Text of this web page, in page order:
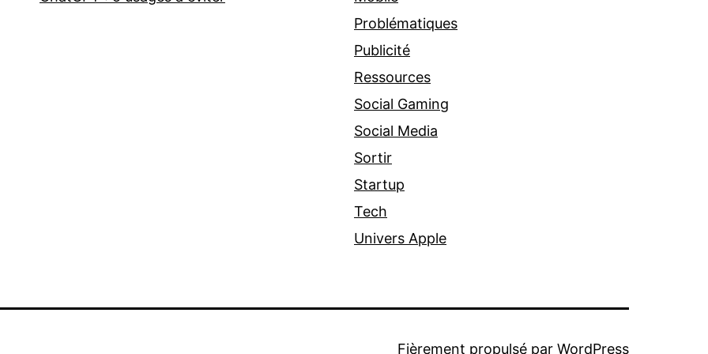
Problématiques
Publicité
Ressources
Social Gaming
Social Media
Sortir
Startup
Tech
Univers Apple
Fièrement propulsé par WordPress